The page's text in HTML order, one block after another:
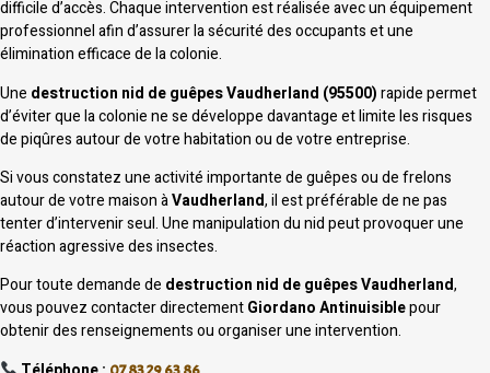
difficile d’accès. Chaque intervention est réalisée avec un équipement
professionnel afin d’assurer la sécurité des occupants et une
élimination efficace de la colonie.
Une destruction nid de guêpes Vaudherland (95500)rapide permet
d’éviter que la colonie ne se développe davantage et limite les risques
de piqûres autour de votre habitation ou de votre entreprise.
Si vous constatez une activité importante de guêpes ou de frelons
autour de votre maison àVaudherland, il est préférable de ne pas
tenter d’intervenir seul. Une manipulation du nid peut provoquer une
réaction agressive des insectes.
Pour toute demande de destruction nid de guêpes Vaudherland,
vous pouvez contacter directementGiordano Antinuisiblepour
obtenir des renseignements ou organiser une intervention.